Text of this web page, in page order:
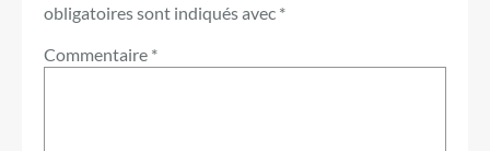
obligatoires sont indiqués avec *
Commentaire *